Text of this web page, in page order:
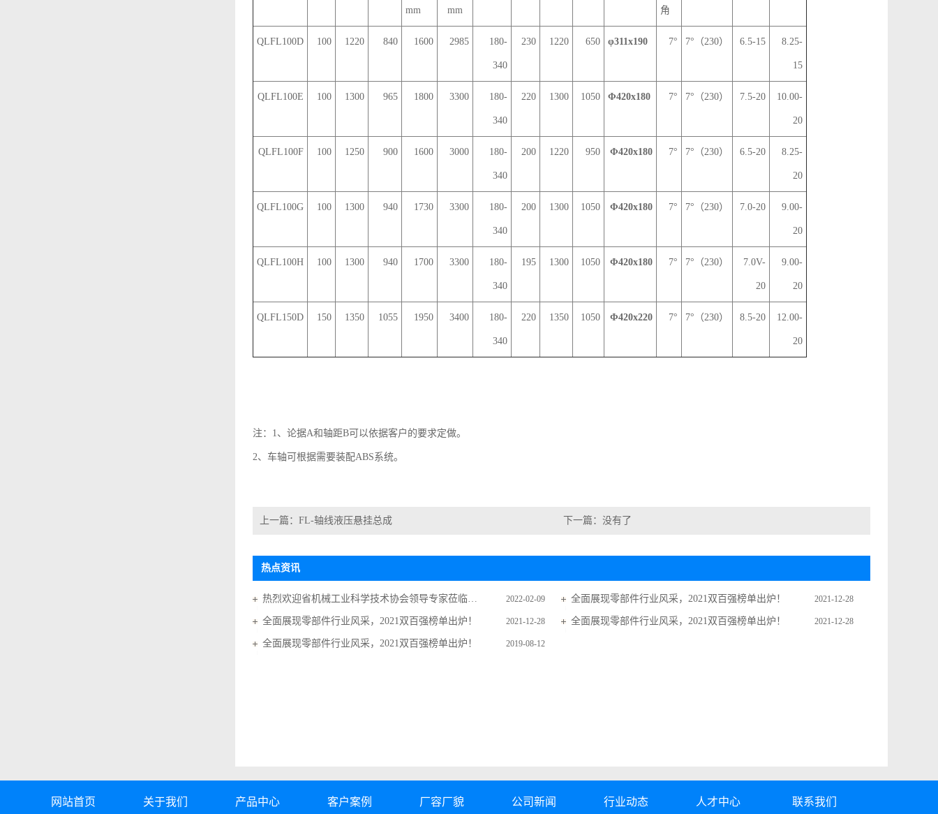
mm mm 角
QLFL100D 100 1220 840 1600 2985 180-
340
230 1220 650 φ311x190 7° 7°（230） 6.5-15 8.25-
15
QLFL100E 100 1300 965 1800 3300 180-
340
220 1300 1050 Φ420x180 7° 7°（230） 7.5-20 10.00-
20
QLFL100F 100 1250 900 1600 3000 180-
340
200 1220 950 Φ420x180 7° 7°（230） 6.5-20 8.25-
20
QLFL100G 100 1300 940 1730 3300 180-
340
200 1300 1050 Φ420x180 7° 7°（230） 7.0-20 9.00-
20
QLFL100H 100 1300 940 1700 3300 180-
340
195 1300 1050 Φ420x180 7° 7°（230） 7.0V-
20
9.00-
20
QLFL150D 150 1350 1055 1950 3400 180-
340
220 1350 1050 Φ420x220 7° 7°（230） 8.5-20 12.00-
20
注：1、论据A和轴距B可以依据客户的要求定做。
2、车轴可根据需要装配ABS系统。
上一篇： FL-轴线液压悬挂总成 下一篇：没有了
热点资讯
2022-02-09
热烈欢迎省机械工业科学技术协会领导专家莅临凤麟工业调研指导工作 2021-12-28
全面展现零部件行业风采，2021双百强榜单出炉！
2021-12-28
全面展现零部件行业风采，2021双百强榜单出炉！ 2021-12-28
全面展现零部件行业风采，2021双百强榜单出炉！
2019-08-12
全面展现零部件行业风采，2021双百强榜单出炉！
网站首页 关于我们 产品中心 客户案例 厂容厂貌 公司新闻 行业动态 人才中心 联系我们